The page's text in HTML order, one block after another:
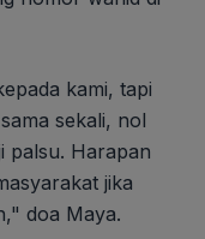
kami, tapi
sekali, nol
palsu. Harapan
jika
doa Maya.